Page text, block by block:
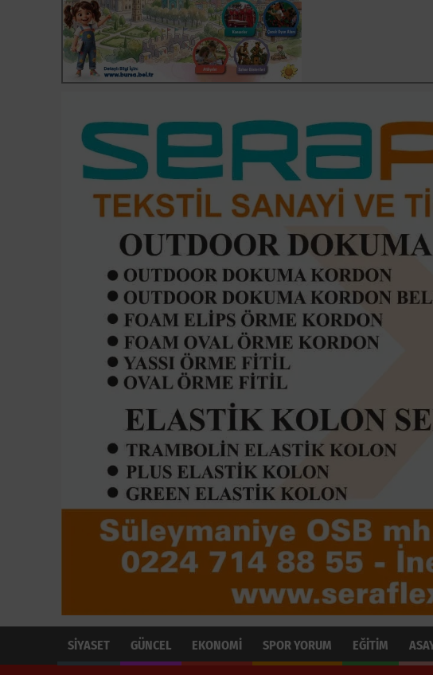
SİYASET GÜNCEL EKONOMİ SPOR YORUM EĞİTİM